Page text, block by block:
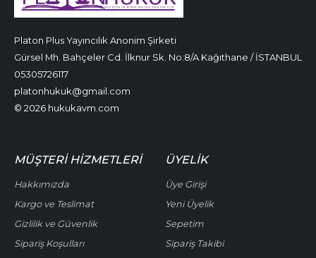
Platon Plus Yayıncılık Anonim Şirketi
Gürsel Mh. Bahçeler Cd. İlknur Sk. No:8/A Kağıthane / İSTANBUL
05305726117
platonhukuk@gmail.com
© 2026 hukukavm.com
MÜŞTERI HIZMETLERI
Hakkımızda
Kargo ve Teslimat
Gizlilik ve Güvenlik
Sipariş Koşulları
ÜYELIK
Üye Girişi
Yeni Üyelik
Sepetim
Sipariş Takibi